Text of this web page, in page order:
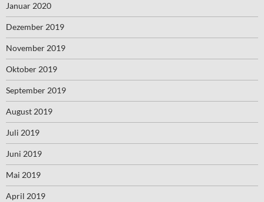
Januar 2020
Dezember 2019
November 2019
Oktober 2019
September 2019
August 2019
Juli 2019
Juni 2019
Mai 2019
April 2019